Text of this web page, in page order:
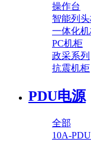
操作台
智能列
一体化
PC机柜
政采系列
抗震机柜
PDU电源
全部
10A-